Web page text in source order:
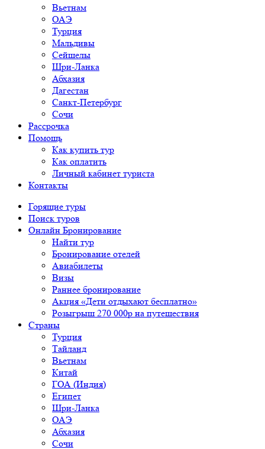
Вьетнам
ОАЭ
Турция
Мальдивы
Сейшелы
Шри-Ланка
Абхазия
Дагестан
Санкт-Петербург
Сочи
Рассрочка
Помощь
Как купить тур
Как оплатить
Личный кабинет туриста
Контакты
Горящие туры
Поиск туров
Онлайн Бронирование
Найти тур
Бронирование отелей
Авиабилеты
Визы
Раннее бронирование
Акция «Дети отдыхают бесплатно»
Розыгрыш 270 000р на путешествия
Страны
Турция
Тайланд
Вьетнам
Китай
ГОА (Индия)
Египет
Шри-Ланка
ОАЭ
Абхазия
Сочи